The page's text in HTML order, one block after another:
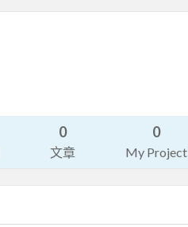
0
文章
0
My Project